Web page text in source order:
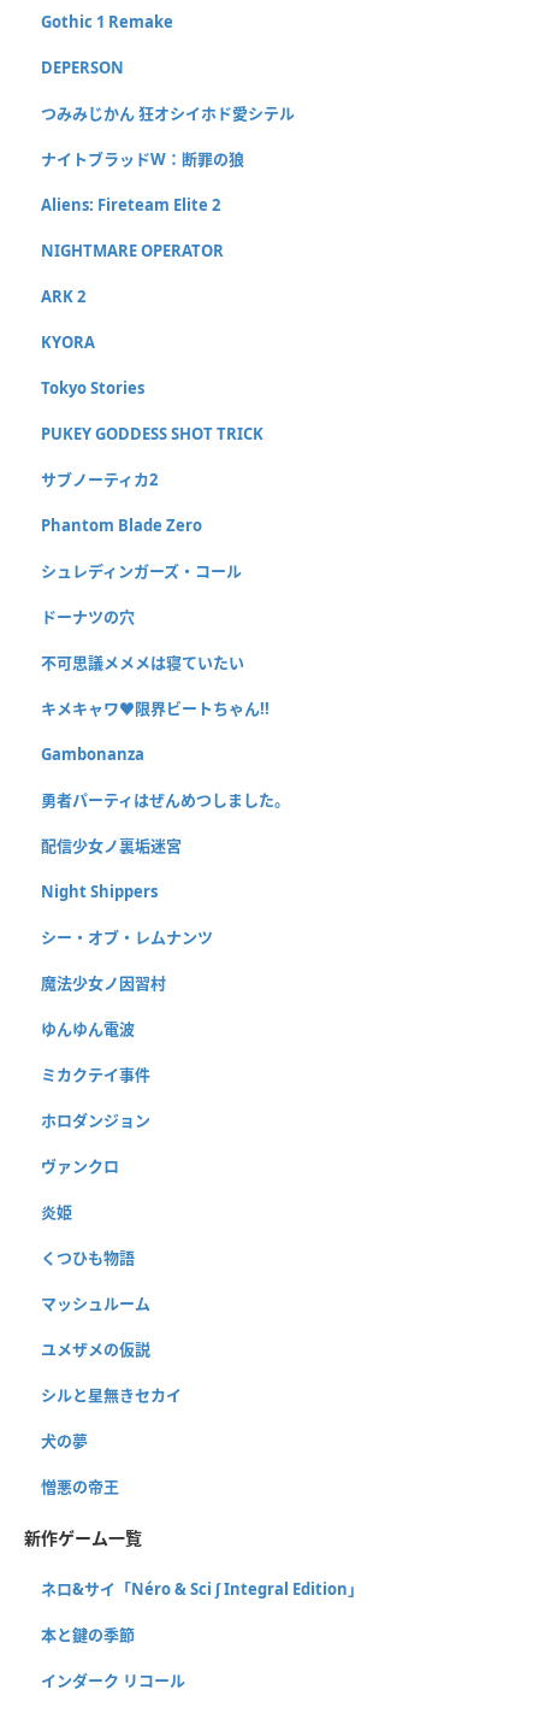
Gothic 1 Remake
DEPERSON
つみみじかん 狂オシイホド愛シテル
ナイトブラッドW：断罪の狼
Aliens: Fireteam Elite 2
NIGHTMARE OPERATOR
ARK 2
KYORA
Tokyo Stories
PUKEY GODDESS SHOT TRICK
サブノーティカ2
Phantom Blade Zero
シュレディンガーズ・コール
ドーナツの穴
不可思議メメメは寝ていたい
キメキャワ♥限界ビートちゃん!!
Gambonanza
勇者パーティはぜんめつしました。
配信少女ノ裏垢迷宮
Night Shippers
シー・オブ・レムナンツ
魔法少女ノ因習村
ゆんゆん電波
ミカクテイ事件
ホロダンジョン
ヴァンクロ
炎姫
くつひも物語
マッシュルーム
ユメザメの仮説
シルと星無きセカイ
犬の夢
憎悪の帝王
新作ゲーム一覧
ネロ&サイ「Néro & Sci ∫ Integral Edition」
本と鍵の季節
インダーク リコール